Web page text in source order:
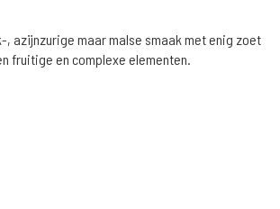
, azijnzurige maar malse smaak met enig zoet
fruitige en complexe elementen.